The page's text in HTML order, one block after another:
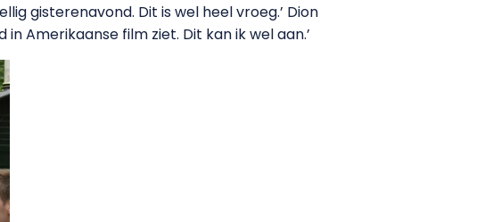
gisterenavond. Dit is wel heel vroeg.’ Dion
Amerikaanse film ziet. Dit kan ik wel aan.’